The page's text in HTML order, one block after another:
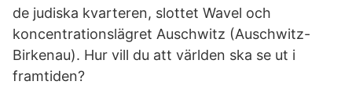
de judiska kvarteren, slottet Wavel och
koncentrationslägret Auschwitz (Auschwitz-
Birkenau). Hur vill du att världen ska se ut i
framtiden?